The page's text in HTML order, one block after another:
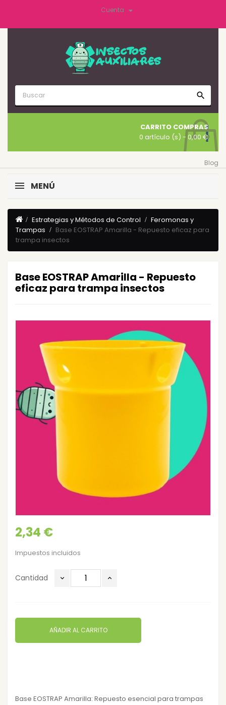
Cuenta 
search
CARRITO COMPRAS
0 artículo (s) - 0,00 €
Blog
MENÚ
Estrategias y Métodos de Control
Feromonas y
Trampas
Base EOSTRAP Amarilla - Repuesto eficaz para
trampa insectos
Base EOSTRAP Amarilla - Repuesto
eficaz para trampa insectos
2,34 €
Impuestos incluidos
Cantidad
AÑADIR AL CARRITO
Base EOSTRAP Amarilla: Repuesto esencial para trampas